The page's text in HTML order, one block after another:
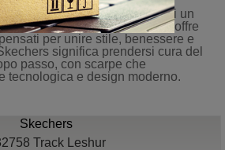
semplicemente alla ricerca di un
confortevole, Skechers ti offre
per unire stile, benessere e
significa prendersi cura del
passo, con scarpe che
tecnologica e design moderno.
Skechers
Track Leshur